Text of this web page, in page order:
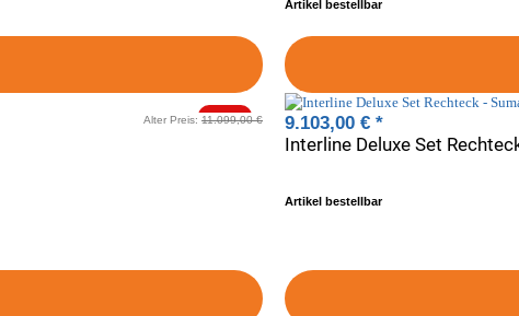
Artikel bestellbar
-20%
Alter Preis: 11.099,00 €
Interline Deluxe Set
9.103,00 € *
Artikel bestellbar